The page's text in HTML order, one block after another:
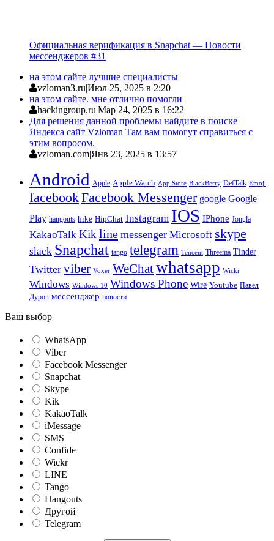
Официальная верификация в Snapchat — Новости
мессенджеров #31
на этом сайте лучшие специалисты
vzloman3.ru|Июл 25, 2025 в 2:20
на этом сайте. мне отлично помогли
hackingroup.ru|Мар 24, 2025 в 16:22
Для решения данной проблемы найдите в поиске
Яндекса сайт Vzloman Там вам помогут справиться с
этим вопросом.
vzloman.com|Янв 23, 2025 в 13:57
Android Apple Apple Watch App Store BlackBerry DefTalk Emoji
facebookFacebook Messenger google Google
Play hangouts hike HipChat Instagram IOS IPhone Jongla
KakaoTalk Kik line messenger Microsoft skype
slack Snapchat tango telegram Tencent Threema Tinder
Twitter viber Voxer WeChatwhatsapp Wickr
Windows Windows 10 Windows Phone Wire Youtube Павел
Дуров мессенджер новости
Ваш выбор
WhatsApp
Viber
Facebook Messenger
Snapchat
Skype
Kik
KakaoTalk
iMessage
SMS
Confide
Wickr
LINE
Tango
Hangouts
Другой
Telegram